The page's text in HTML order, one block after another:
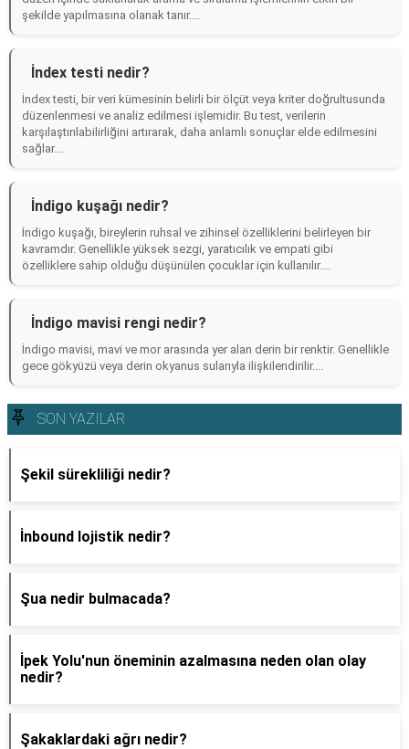
şekilde yapılmasına olanak tanır....
İndex testi nedir?
İndex testi, bir veri kümesinin belirli bir ölçüt veya kriter doğrultusunda
düzenlenmesi ve analiz edilmesi işlemidir. Bu test, verilerin
karşılaştırılabilirliğini artırarak, daha anlamlı sonuçlar elde edilmesini
sağlar....
İndigo kuşağı nedir?
İndigo kuşağı, bireylerin ruhsal ve zihinsel özelliklerini belirleyen bir
kavramdır. Genellikle yüksek sezgi, yaratıcılık ve empati gibi
özelliklere sahip olduğu düşünülen çocuklar için kullanılır....
İndigo mavisi rengi nedir?
İndigo mavisi, mavi ve mor arasında yer alan derin bir renktir. Genellikle
gece gökyüzü veya derin okyanus sularıyla ilişkilendirilir....
SON YAZILAR
Şekil sürekliliği nedir?
İnbound lojistik nedir?
Şua nedir bulmacada?
İpek Yolu'nun öneminin azalmasına neden olan olay
nedir?
Şakaklardaki ağrı nedir?